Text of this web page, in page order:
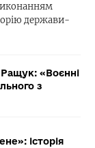
держави-
«Воєнні
з
історія